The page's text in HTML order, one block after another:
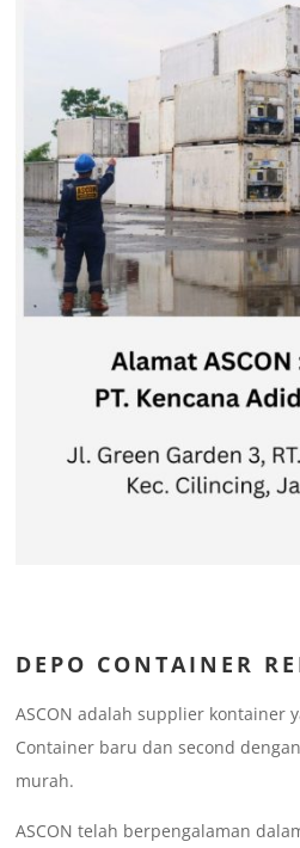
DEPO CONTAINER
ASCON adalah supplier kontainer
Container baru dan second
murah.
ASCON telah berpengalaman